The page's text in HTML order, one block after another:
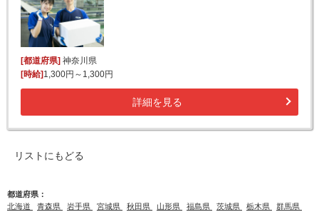
[都道府県] 神奈川県
[時給] 1,300円～1,300円
詳細を見る
リストにもどる
都道府県：
北海道
青森県 岩手県 宮城県 秋田県 山形県 福島県 茨城県 栃木県
群馬県